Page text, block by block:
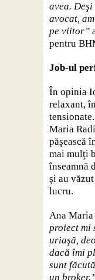
avea.
avocat,
pe viitor”
pentru
Job-ul
În opinia
relaxant,
Maria
păşească
mai mulţi
înseamnă
şi au
lucru.
Ana Maria
proiect mi
uriaşă,
dacă îmi
sunt
un